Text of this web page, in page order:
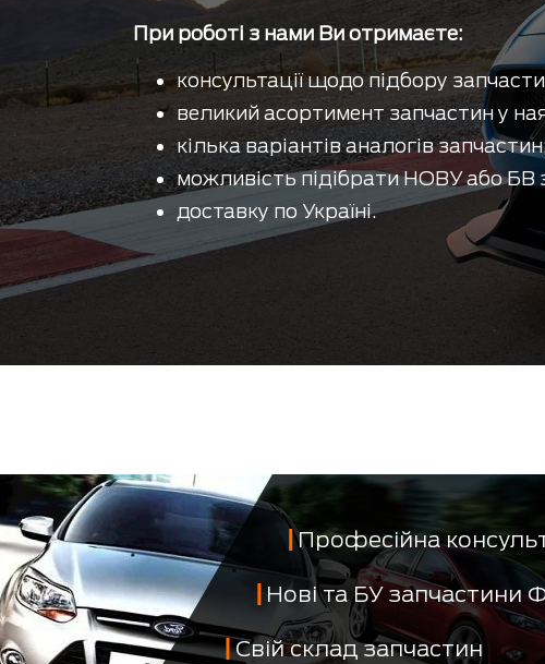
При роботі з нами Ви отримаєте:
консультації щодо підбору
великий асортимент запчастин у
кілька варіантів аналогів
можливість підібрати НОВУ або БВ
доставку по Україні.
Професійна
Нові та БУ запчастини
Свій склад запчастин